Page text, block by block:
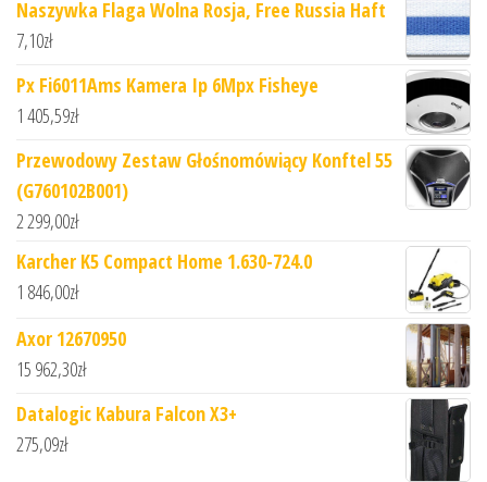
Naszywka Flaga Wolna Rosja, Free Russia Haft
7,10zł
Px Fi6011Ams Kamera Ip 6Mpx Fisheye
1 405,59zł
Przewodowy Zestaw Głośnomówiący Konftel 55
(G760102B001)
2 299,00zł
Karcher K5 Compact Home 1.630-724.0
1 846,00zł
Axor 12670950
15 962,30zł
Datalogic Kabura Falcon X3+
275,09zł